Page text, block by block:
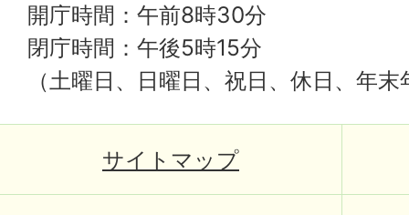
開庁時間：午前8時30分
閉庁時間：午後5時15分
（土曜日、日曜日、祝日、休日、年
サイトマップ